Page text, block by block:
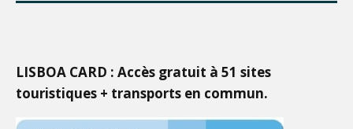
LISBOA CARD : Accès gratuit à 51 sites
touristiques + transports en commun.